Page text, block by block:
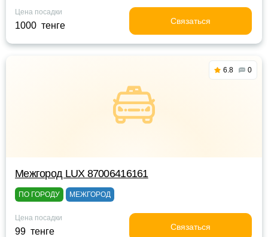
Цена посадки
1000 тенге Связаться
6.8 0
Межгород LUX 87006416161
ПО ГОРОДУ МЕЖГОРОД
Цена посадки
99 тенге Связаться